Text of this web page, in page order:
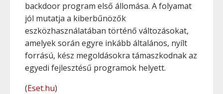
backdoor program első állomása. A folyamat
jól mutatja a kiberbűnözők
eszközhasználatában történő változásokat,
amelyek során egyre inkább általános, nyílt
forrású, kész megoldásokra támaszkodnak az
egyedi fejlesztésű programok helyett.
(Eset.hu)